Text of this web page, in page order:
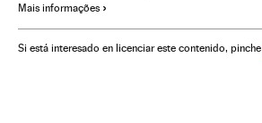
Mais informações
Si está interesado en licenciar este contenido, pinche